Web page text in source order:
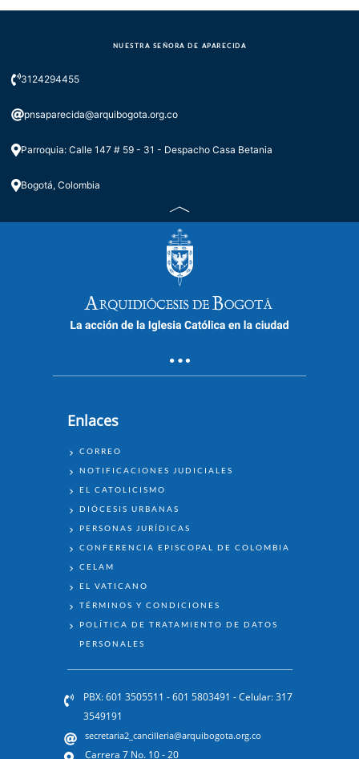
NUESTRA SEÑORA DE APARECIDA
3124294455
pnsaparecida@arquibogota.org.co
Parroquia: Calle 147 # 59 - 31 - Despacho Casa Betania
Bogotá, Colombia
Enlaces
ENLACES
CORREO
NOTIFICACIONES JUDICIALES
EL CATOLICISMO
DIÓCESIS URBANAS
PERSONAS JURÍDICAS
CONFERENCIA EPISCOPAL DE COLOMBIA
CELAM
EL VATICANO
TÉRMINOS Y CONDICIONES
POLÍTICA DE TRATAMIENTO DE DATOS
PERSONALES
PBX: 601 3505511 - 601 5803491 - Celular: 317
3549191
secretaria2_cancilleria@arquibogota.org.co
Carrera 7 No. 10 - 20